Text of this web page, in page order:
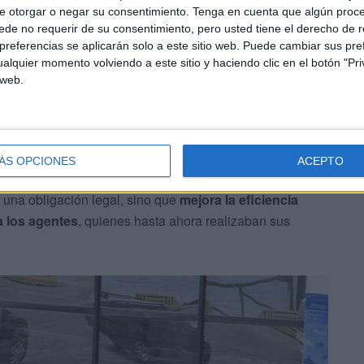
otorgar o negar su consentimiento. Tenga en cuenta que algún
no requerir de su consentimiento, pero usted tiene el derecho de
se aplicarán solo a este sitio web. Puede cambiar sus
momento volviendo a este sitio y haciendo clic en el botón
OPCIONES ACEPTO
clave. Ceuta ha apostado por modernizar
de pasajeros y vehículos en este enclave
internacional, especialmente con el
e Instalaciones Portuarias). Esta legislación
y físicos necesarios para cumplir sus funciones,
obligación legal, sino quemejora la eficiencia
los agentes, quienes hasta ahora realizaban sus